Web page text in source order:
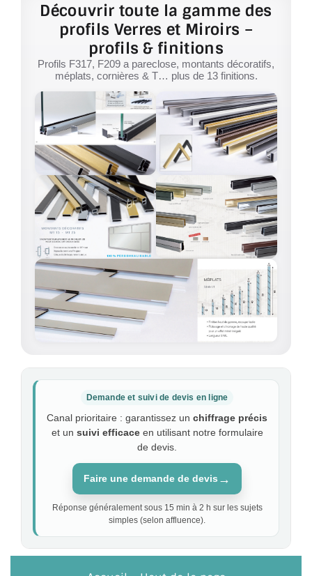
Découvrir toute la gamme des
profils Verres et Miroirs –
profils & finitions
Profils F317, F209 a pareclose, montants décoratifs,
méplats, cornières & T… plus de 13 finitions.
Demande et suivi de devis en ligne
Canal prioritaire : garantissez un chiffrage précis
et un suivi efficaceen utilisant notre formulaire
de devis.
Faire une demande de devis →
Réponse généralement sous 15 min à 2 h sur les sujets
simples (selon affluence).